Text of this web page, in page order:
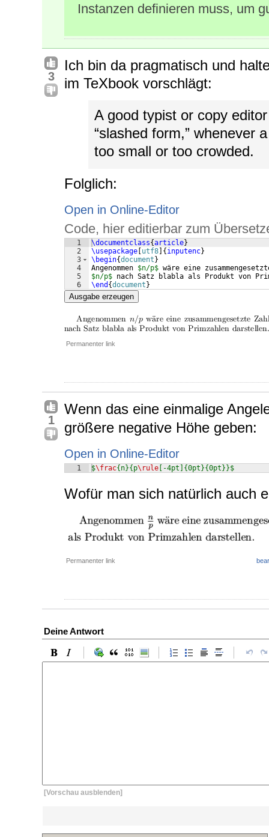
Instanzen definieren muss, um
3
Ich bin da pragmatisch und
im TeXbook vorschlägt:
A good typist or copy
“slashed form,” whenever
too small or too crowded.
Folglich:
Open in Online-Editor
Code, hier editierbar zum
1
2
3
4
5
6
\documentclass{article}
\usepackage utf8 { inputenc}
\begin{document }
Angenommen $n/p$ wäre eine
$n/p$ nach Satz blabla als Produkt von
\end {document }
Ausgabe erzeugen
Permanenter link
1
Wenn das eine einmalige
größere negative Höhe geben:
Open in Online-Editor
1 $\frac{n}{p\rule [-4pt]{0pt}{0pt}}$
Wofür man sich natürlich auch
Permanenter link
Deine Antwort
[Vorschau ausblenden]